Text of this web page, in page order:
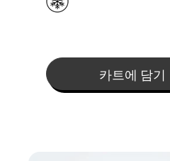
카트에 담기